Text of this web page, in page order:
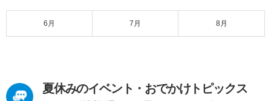
6月 7月 8月
夏休みのイベント・おでかけトピックス